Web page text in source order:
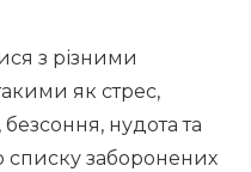
з різними
як стрес,
нудота та
списку заборонених